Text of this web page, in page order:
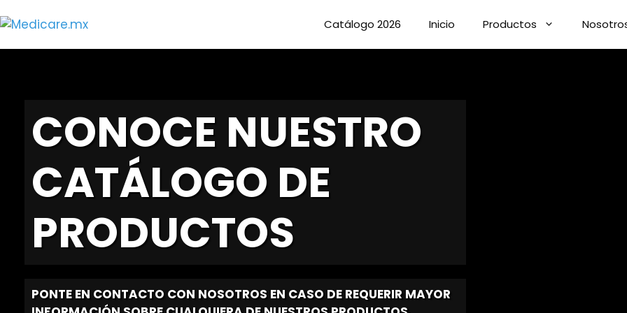
al
Catálogo 2026 Inicio Productos
CONOCE NUESTRO
CATÁLOGO DE
PRODUCTOS
PONTE EN CONTACTO CON NOSOTROS EN CASO DE REQUERIR MAYOR